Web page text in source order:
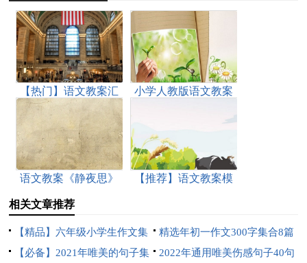
【热门】语文教案汇
总6篇
小学人教版语文教案
语文教案《静夜思》
【推荐】语文教案模
相关文章推荐
【精品】六年级小学生作文集
合七篇
精选年初一作文300字集合8篇
【必备】2021年唯美的句子集
2022年通用唯美伤感句子40句